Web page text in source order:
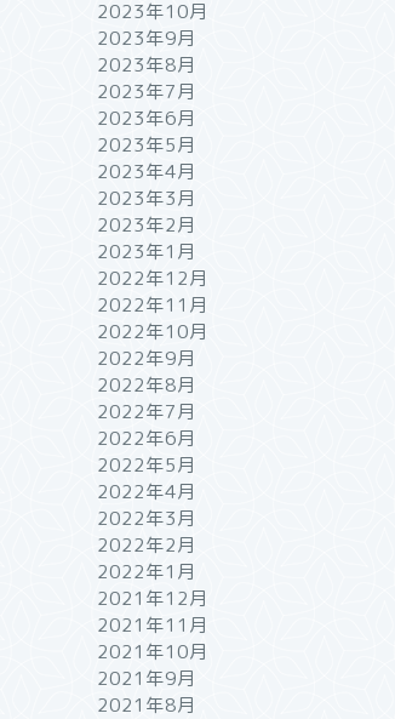
2023年10月
2023年9月
2023年8月
2023年7月
2023年6月
2023年5月
2023年4月
2023年3月
2023年2月
2023年1月
2022年12月
2022年11月
2022年10月
2022年9月
2022年8月
2022年7月
2022年6月
2022年5月
2022年4月
2022年3月
2022年2月
2022年1月
2021年12月
2021年11月
2021年10月
2021年9月
2021年8月